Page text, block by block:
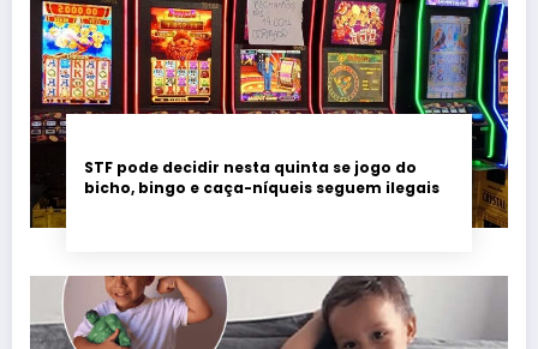
STF pode decidir nesta quinta se jogo do
bicho, bingo e caça-níqueis seguem ilegais